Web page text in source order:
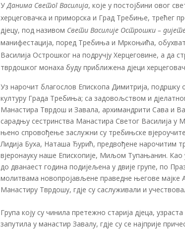
УДанима Светог Василија, које у постојбини овог
херцеговачка и приморска и Град Требиње, трећег
дјецу, под називом Свети Василије Острошки –
манифестација, поред Требиња и Мркоњића,
Василија Острошког на подручју Херцеговине, а да
тврдошког монаха буду приближена дјеци
Уз нарочит благослов Епископа Димитрија, подршку
културу Града Требиња; са задовољством и
Манастира Тврдош и Завала, архимандрити Сава и
сарадњу сестринства Манастира Светог Василија
њено спровођење заслужни су требињске
Лидија Буха, Наташа Ђурић, предвођене нарочитим
вјеронауку наше Епископије, Миљом Тупањанин. Као
до дванаест година подијељена у двије групе, по
молитвама новопројављене праведне његове мајке
Манастиру Тврдошу, гдје су саслуживали и
Група коју су чинила претежно старија дјеца,
запутила у манастир Завалу, гдје су се најприје